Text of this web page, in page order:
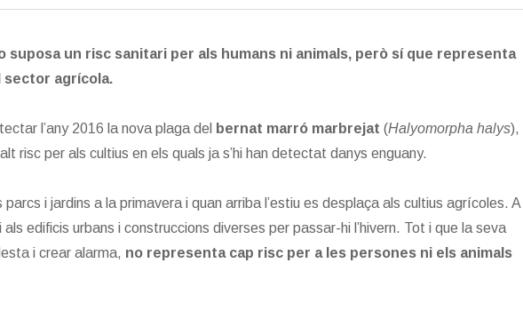
suposa un risc sanitari per als humans ni animals, però sí que representa
sector agrícola.
l’any 2016 la nova plaga del bernat marró marbrejat (Halyomorpha halys),
risc per als cultius en els quals ja s’hi han detectat danys enguany.
i jardins a la primavera i quan arriba l’estiu es desplaça als cultius agrícoles. A
edificis urbans i construccions diverses per passar-hi l’hivern. Tot i que la seva
i crear alarma, no representa cap risc per a les persones ni els animals